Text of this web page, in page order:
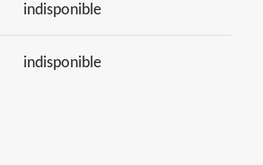
indisponible
indisponible